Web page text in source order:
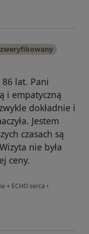
lat. Pani
i empatyczną
dokładnie i
Jestem
czasach są
nie była
ceny.
+ ECHO serca •